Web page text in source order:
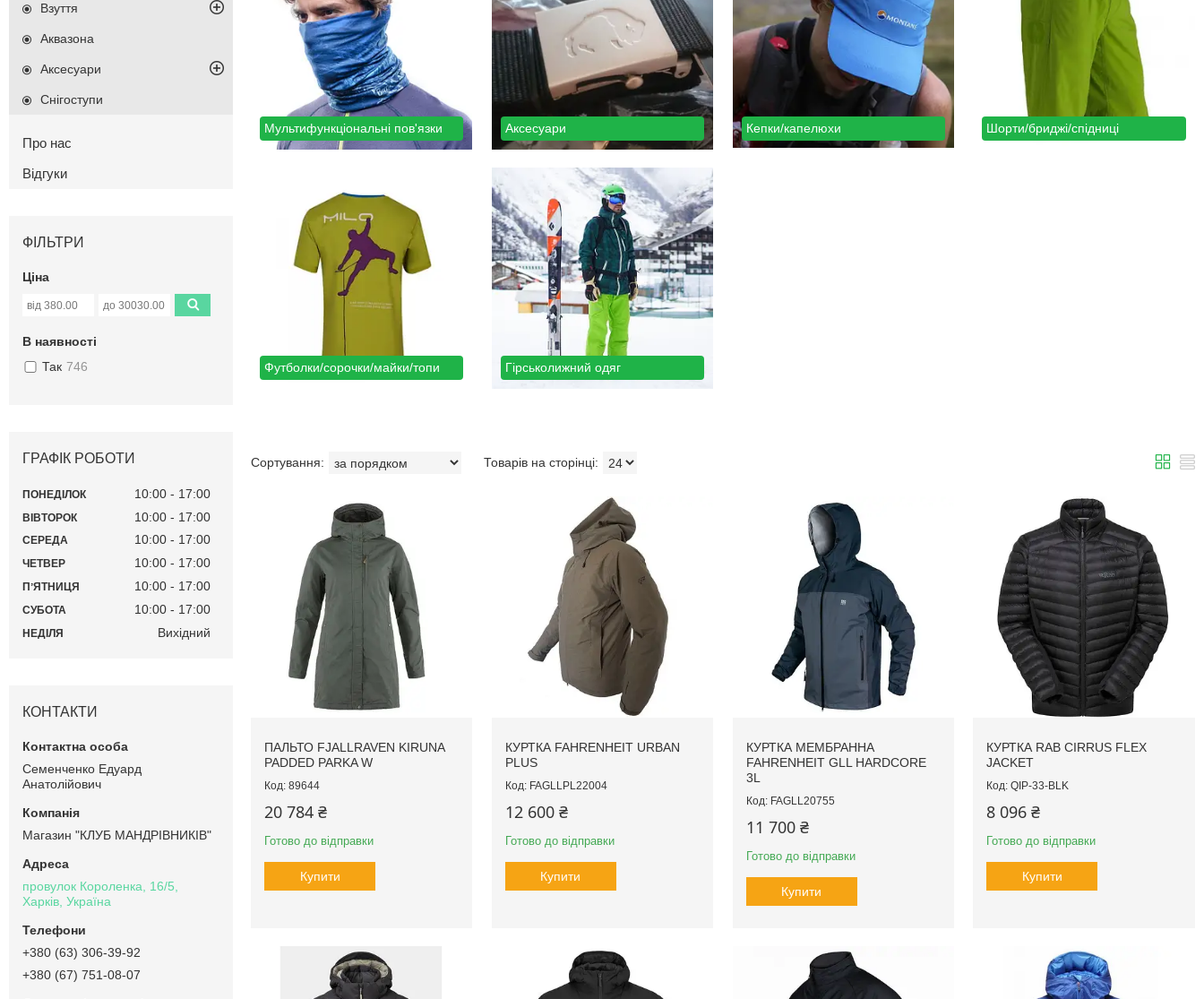
Мультифункціональні пов'язки Аксесуари Кепки/капелюхи Шорти/бриджі/спідниці
Футболки/сорочки/майки/топи Гірськолижний одяг
ПАЛЬТО FJALLRAVEN KIRUNA
PADDED PARKA W
89644
20 784 ₴
Готово до відправки
Купити
КУРТКА FAHRENHEIT URBAN
PLUS
FAGLLPL22004
12 600 ₴
Готово до відправки
Купити
КУРТКА МЕМБРАННА
FAHRENHEIT GLL HARDCORE
3L
FAGLL20755
11 700 ₴
Готово до відправки
Купити
КУРТКА RAB CIRRUS FLEX
JACKET
QIP-33-BLK
8 096 ₴
Готово до відправки
Купити
Взуття
Аквазона
Аксесуари
Снігоступи
Про нас
Відгуки
ФІЛЬТРИ
Ціна
В наявності
Так 746
ГРАФІК РОБОТИ
ПОНЕДІЛОК 10:00 17:00
ВІВТОРОК 10:00 17:00
СЕРЕДА 10:00 17:00
ЧЕТВЕР 10:00 17:00
ПʼЯТНИЦЯ 10:00 17:00
СУБОТА 10:00 17:00
НЕДІЛЯ Вихідний
КОНТАКТИ
Семенченко Едуард
Анатолійович
Магазин "КЛУБ МАНДРІВНИКІВ"
провулок Короленка, 16/5,
Харків, Україна
+380 (63) 306-39-92
+380 (67) 751-08-07